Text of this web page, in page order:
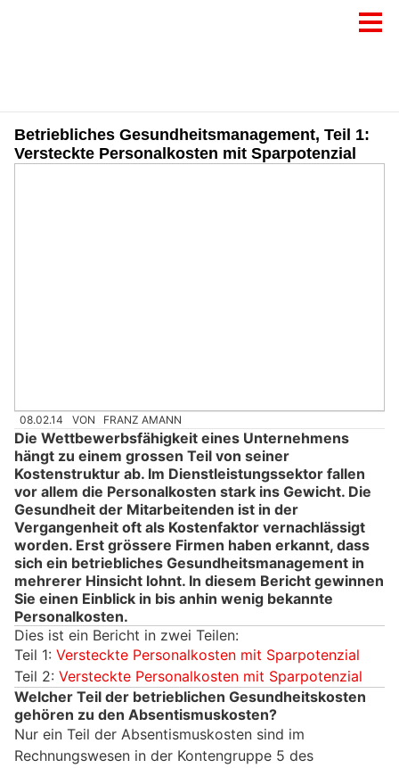
Betriebliches Gesundheitsmanagement, Teil 1:
Versteckte Personalkosten mit Sparpotenzial
08.02.14 VON FRANZ AMANN
Die Wettbewerbsfähigkeit eines Unternehmens
hängt zu einem grossen Teil von seiner
Kostenstruktur ab. Im Dienstleistungssektor fallen
vor allem die Personalkosten stark ins Gewicht. Die
Gesundheit der Mitarbeitenden ist in der
Vergangenheit oft als Kostenfaktor vernachlässigt
worden. Erst grössere Firmen haben erkannt, dass
sich ein betriebliches Gesundheitsmanagement in
mehrerer Hinsicht lohnt. In diesem Bericht gewinnen
Sie einen Einblick in bis anhin wenig bekannte
Personalkosten.
Dies ist ein Bericht in zwei Teilen:
Teil 1: Versteckte Personalkosten mit Sparpotenzial
Teil 2: Versteckte Personalkosten mit Sparpotenzial
Welcher Teil der betrieblichen Gesundheitskosten
gehören zu den Absentismuskosten?
Nur ein Teil der Absentismuskosten sind im
Rechnungswesen in der Kontengruppe 5 des